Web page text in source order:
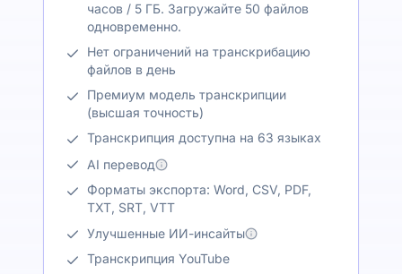
часов / 5 ГБ. Загружайте 50 файлов
одновременно.
Нет ограничений на транскрибацию
файлов в день
Премиум модель транскрипции
(высшая точность)
Транскрипция доступна на 63 языках
AI перевод
Форматы экспорта: Word, CSV, PDF,
TXT, SRT, VTT
Улучшенные ИИ-инсайты
Транскрипция YouTube